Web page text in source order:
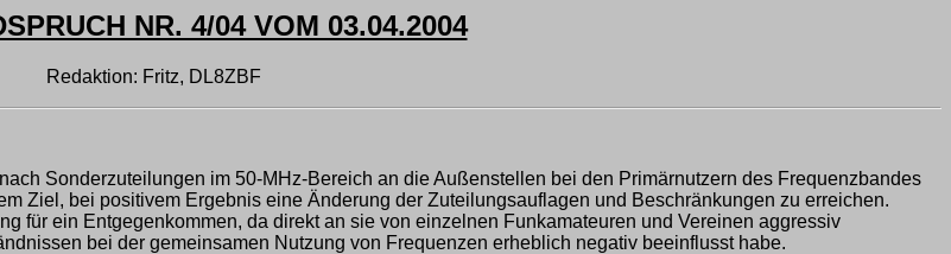
NR. 4/04 VOM 03.04.2004
Redaktion: Fritz, DL8ZBF
Sonderzuteilungen im 50-MHz-Bereich an die Außenstellen bei den Primärnutzern des Frequenzbandes
Ziel, bei positivem Ergebnis eine Änderung der Zuteilungsauflagen und Beschränkungen zu erreichen.
für ein Entgegenkommen, da direkt an sie von einzelnen Funkamateuren und Vereinen aggressiv
bei der gemeinsamen Nutzung von Frequenzen erheblich negativ beeinflusst habe.